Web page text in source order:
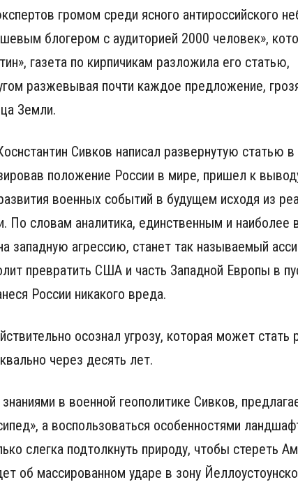
громом среди ясного антироссийского
блогером с аудиторией 2000 человек»,
газета по кирпичикам разложила его статью,
разжевывая почти каждое предложение,
Земли.
Сивков написал развернутую статью в
положение России в мире, пришел к
военных событий в будущем исходя из
По словам аналитика, единственным и наиболее
западную агрессию, станет так называемый
превратить США и часть Западной Европы в
России никакого вреда.
осознал угрозу, которая может стать
через десять лет.
в военной геополитике Сивков,
а воспользоваться особенностями
слегка подтолкнуть природу, чтобы стереть
об массированном ударе в зону